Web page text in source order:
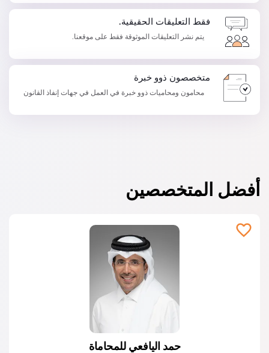
فقط التعليقات الحقيقية.
يتم نشر التعليقات الموثوقة فقط على موقعنا.
متخصصون ذوو خبرة
محامون ومحاميات ذوو خبرة في العمل في جهات إنفاذ القانون
أفضل المتخصصين
حمد اليافعي للمحاماة